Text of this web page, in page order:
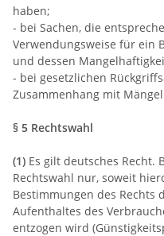
haben;
- bei Sachen, die
Verwendungsweise für ein
und dessen
- bei gesetzlichen
Zusammenhang mit
§ 5 Rechtswahl
(1) Es gilt deutsches Recht.
Rechtswahl nur, soweit
Bestimmungen des Rechts
Aufenthaltes des
entzogen wird